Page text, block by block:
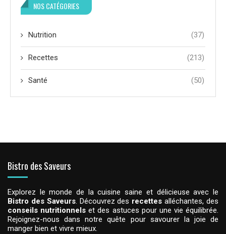
NOS CATÉGORIES
Nutrition (37)
Recettes (213)
Santé (50)
Bistro des Saveurs
Explorez le monde de la cuisine saine et délicieuse avec le
Bistro des Saveurs. Découvrez des recettes alléchantes, des
conseils nutritionnels et des astuces pour une vie équilibrée.
Rejoignez-nous dans notre quête pour savourer la joie de
manger bien et vivre mieux.